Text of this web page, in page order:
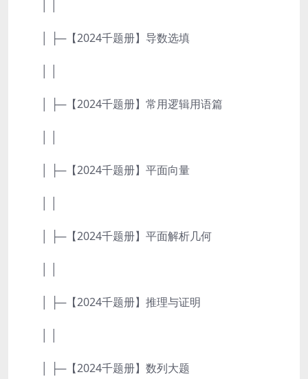
│ ├─【2024千题册】导数选填
│ ├─【2024千题册】常用逻辑用语篇
│ ├─【2024千题册】平面向量
│ ├─【2024千题册】平面解析几何
│ ├─【2024千题册】推理与证明
│ ├─【2024千题册】数列大题